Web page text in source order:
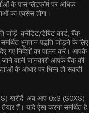
के पास प्लेटफॉर्म पर अधिक
का एक्सेस होगा।
जोड़ें: क्रेडिट/डेबिट कार्ड, बैंक
भुगतान पद्धति जोड़ने के लिए
गए निर्देशों का पालन करें। आपके
जाने वाली जानकारी आपके बैंक की
के आधार पर भिन्न हो सकती
खरीदें: अब आप 0xS ($0XS)
हैं। यदि ऐसा करना समर्थित है